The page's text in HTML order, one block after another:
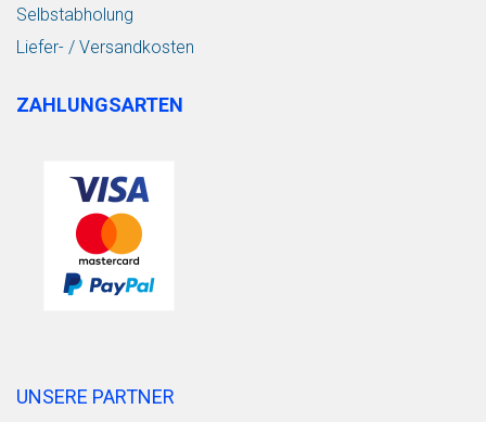
Selbstabholung
Liefer- / Versandkosten
ZAHLUNGSARTEN
UNSERE PARTNER